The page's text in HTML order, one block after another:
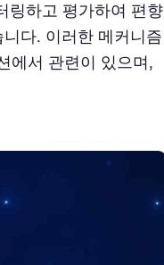
링하고 평가하여 편향
다. 이러한 메커니즘
에서 관련이 있으며,